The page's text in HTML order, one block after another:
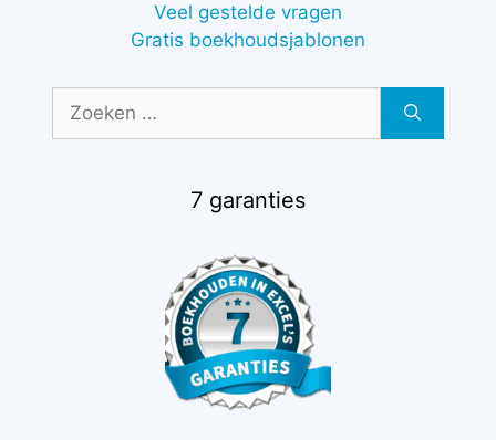
Veel gestelde vragen
Gratis boekhoudsjablonen
Zoek
7 garanties